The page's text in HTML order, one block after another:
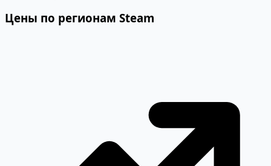
Цены по регионам Steam